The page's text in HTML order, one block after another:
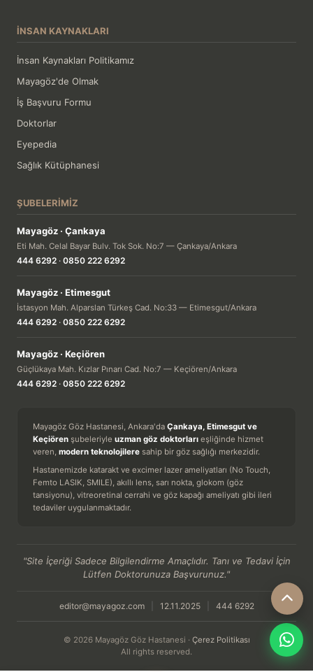
İNSAN KAYNAKLARI
İnsan Kaynakları Politikamız
Mayagöz'de Olmak
İş Başvuru Formu
Doktorlar
Eyepedia
Sağlık Kütüphanesi
ŞUBELERIMIZ
Mayagöz · Çankaya
Eti Mah. Celal Bayar Bulv. Tok Sok. No:7 — Çankaya/Ankara
444 6292 · 0850 222 6292
Mayagöz · Etimesgut
İstasyon Mah. Alparslan Türkeş Cad. No:33 — Etimesgut/Ankara
444 6292 · 0850 222 6292
Mayagöz · Keçiören
Güçlükaya Mah. Kızlar Pınarı Cad. No:7 — Keçiören/Ankara
444 6292 · 0850 222 6292
Mayagöz Göz Hastanesi, Ankara'da Çankaya, Etimesgut ve
Keçiören şubeleriyle uzman göz doktorları eşliğinde hizmet
veren, modern teknolojilere sahip bir göz sağlığı merkezidir.
Hastanemizde katarakt ve excimer lazer ameliyatları (No Touch,
Femto LASIK, SMILE), akıllı lens, sarı nokta, glokom (göz
tansiyonu), vitreoretinal cerrahi ve göz kapağı ameliyatı gibi ileri
tedaviler uygulanmaktadır.
"Site İçeriği Sadece Bilgilendirme Amaçlıdır. Tanı ve Tedavi İçin
Lütfen Doktorunuza Başvurunuz."
editor@mayagoz.com 12.11.2025 444 6292
© 2026 Mayagöz Göz Hastanesi · Çerez Politikası
All rights reserved.